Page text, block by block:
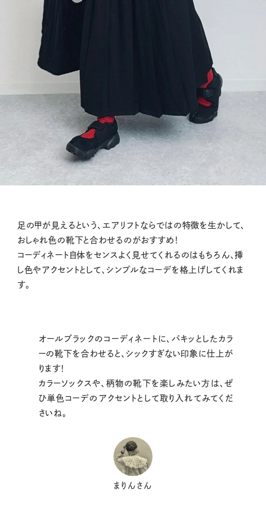
足の甲が見えるという、エアリフトならではの特徴を生かして、
おしゃれ色の靴下と合わせるのがおすすめ！
コーディネート自体をセンスよく見せてくれるのはもちろん、挿
し色やアクセントとして、シンプルなコーデを格上げしてくれま
す。
オールブラックのコーディネートに、パキッとしたカラ
ーの靴下を合わせると、シックすぎない印象に仕上が
ります！
カラーソックスや、柄物の靴下を楽しみたい方は、ぜ
ひ単色コーデのアクセントとして取り入れてみてくだ
さいね。
まりんさん